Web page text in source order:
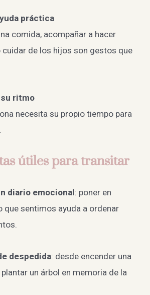
práctica
comida, acompañar a hacer
de los hijos son gestos que
ritmo
necesita su propio tiempo para
útiles para transitar
diario emocional: poner en
que sentimos ayuda a ordenar
despedida: desde encender una
un árbol en memoria de la